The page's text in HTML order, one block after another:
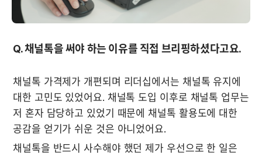
Q. 채널톡을 써야 하는 이유를 직접 브리핑하셨다고요.
채널톡 가격제가 개편되며 리더십에서는 채널톡 유지에
대한 고민도 있었어요. 채널톡 도입 이후로 채널톡 업무는
저 혼자 담당하고 있었기 때문에 채널톡 활용도에 대한
공감을 얻기가 쉬운 것은 아니었어요.